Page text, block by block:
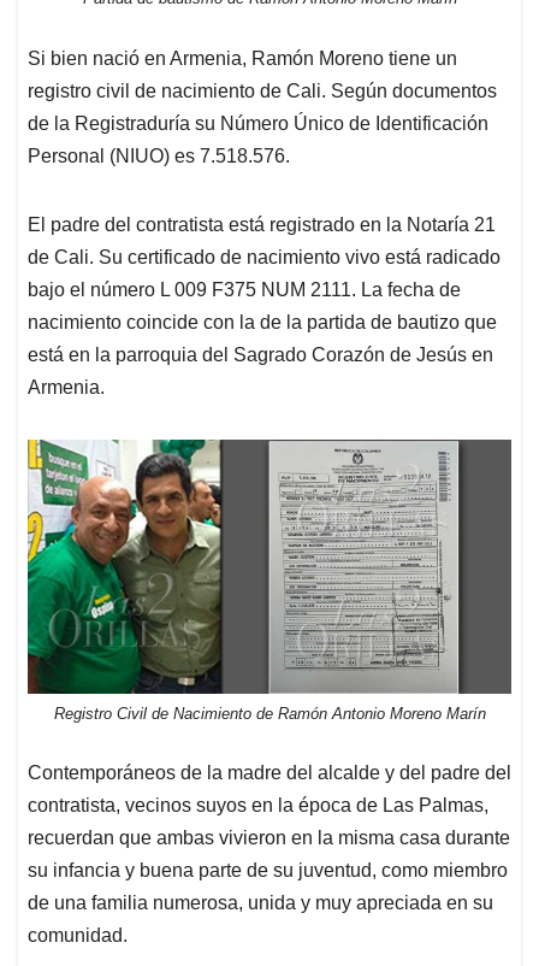
Si bien nació en Armenia, Ramón Moreno tiene un
registro civil de nacimiento de Cali. Según documentos
de la Registraduría su Número Único de Identificación
Personal (NIUO) es 7.518.576.
El padre del contratista está registrado en la Notaría 21
de Cali. Su certificado de nacimiento vivo está radicado
bajo el número L 009 F375 NUM 2111. La fecha de
nacimiento coincide con la de la partida de bautizo que
está en la parroquia del Sagrado Corazón de Jesús en
Armenia.
Registro Civil de Nacimiento de Ramón Antonio Moreno Marín
Contemporáneos de la madre del alcalde y del padre del
contratista, vecinos suyos en la época de Las Palmas,
recuerdan que ambas vivieron en la misma casa durante
su infancia y buena parte de su juventud, como miembro
de una familia numerosa, unida y muy apreciada en su
comunidad.